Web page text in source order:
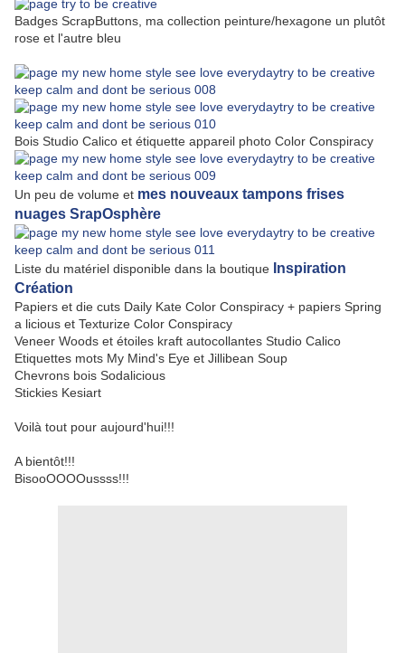
Badges ScrapButtons, ma collection peinture/hexagone un plutôt
rose et l'autre bleu
Bois Studio Calico et étiquette appareil photo Color Conspiracy
Un peu de volume et mes nouveaux tampons frises
nuages SrapOsphère
Liste du matériel disponible dans la boutique Inspiration
Création
Papiers et die cuts Daily Kate Color Conspiracy + papiers Spring
a licious et Texturize Color Conspiracy
Veneer Woods et étoiles kraft autocollantes Studio Calico
Etiquettes mots My Mind's Eye et Jillibean Soup
Chevrons bois Sodalicious
Stickies Kesiart
Voilà tout pour aujourd'hui!!!
A bientôt!!!
BisooOOOOussss!!!